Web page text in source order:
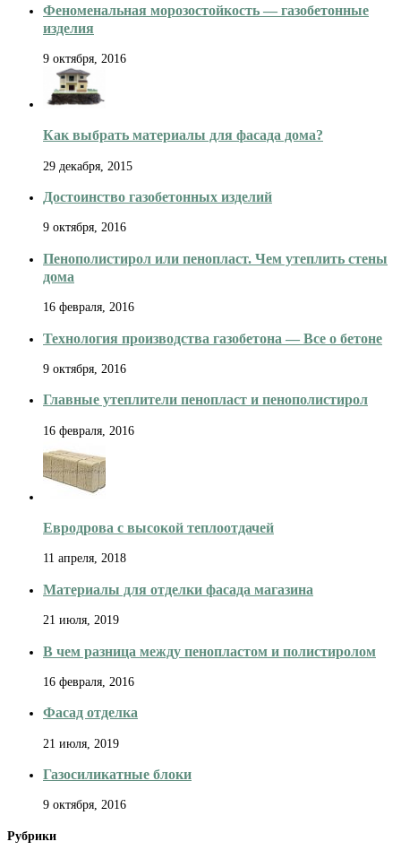
Феноменальная морозостойкость — газобетонные
изделия
9 октября, 2016
Как выбрать материалы для фасада дома?
29 декабря, 2015
Достоинство газобетонных изделий
9 октября, 2016
Пенополистирол или пенопласт. Чем утеплить стены
дома
16 февраля, 2016
Технология производства газобетона — Все о бетоне
9 октября, 2016
Главные утеплители пенопласт и пенополистирол
16 февраля, 2016
Евродрова с высокой теплоотдачей
11 апреля, 2018
Материалы для отделки фасада магазина
21 июля, 2019
В чем разница между пенопластом и полистиролом
16 февраля, 2016
Фасад отделка
21 июля, 2019
Газосиликатные блоки
9 октября, 2016
Рубрики